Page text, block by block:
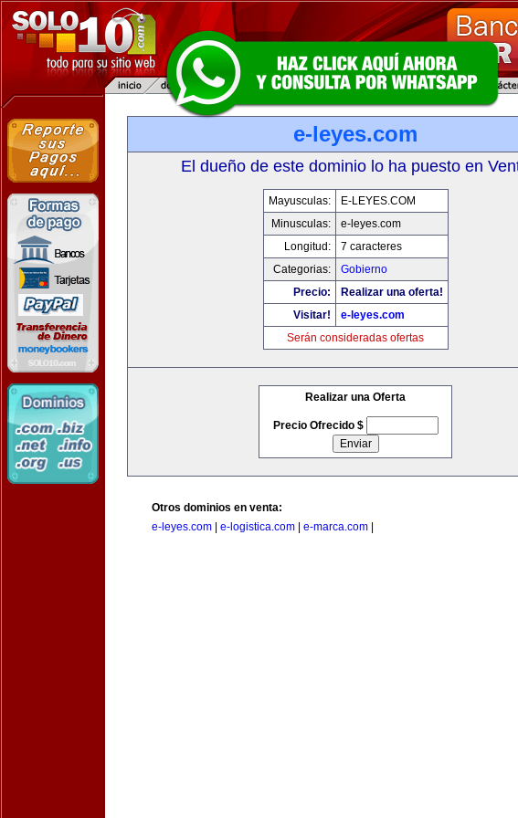
e-leyes.com
El dueño de este dominio lo ha puesto en
Mayusculas:
E-LEYES.COM
Minusculas:
e-leyes.com
Longitud:
7 caracteres
Categorias:
Gobierno
Precio:
Realizar una oferta!
Visitar!
e-leyes.com
Serán consideradas ofertas
Realizar una Oferta
Precio Ofrecido $
Otros dominios en venta:
e-leyes.com
e-logistica.com e-marca.com